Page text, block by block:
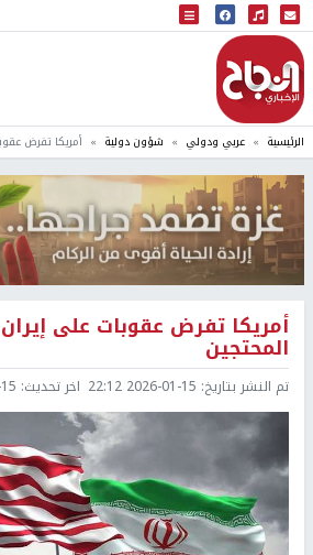
البث المباشر
إذاعة النجاح
الرئيسية عربي ودولي شؤون دولية أمريكا تفرض
أمريكا تفرض عقوبات على
المحتجين
تم النشر بتاريخ: 2026-01-15 22:12 اخر تحديث: